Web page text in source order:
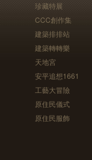
珍藏特展
CCC創作集
建築排排站
建築轉轉樂
天地宮
安平追想1661
工藝大冒險
原住民儀式
原住民服飾